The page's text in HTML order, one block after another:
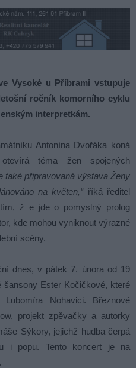
Vysoké u Příbrami vstupuje
ročník komorního cyklu
interpretkám.
Antonína Dvořáka koná
téma žen spojených
také připravovaná výstava Ženy
na květen,“ říká ředitel
ž e jde o pomyslný prolog
kde mohou vyniknout výrazné
scény.
dnes, v pátek 7. února od 19
šansony Ester Kočičkové, které
Nohavici. Březnové
projekt zpěvačky a autorky
Sýkory, jejichž hudba čerpá
i popu. Tento koncert je na